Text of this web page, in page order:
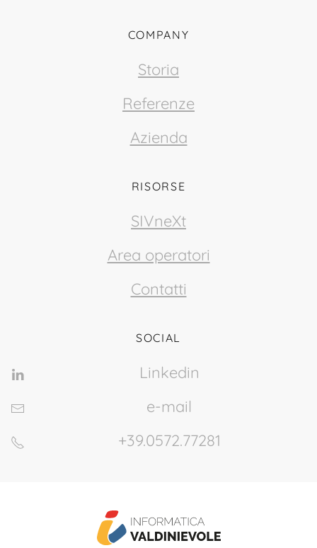
COMPANY
Storia
Referenze
Azienda
RISORSE
SIVneXt
Area operatori
Contatti
SOCIAL
Linkedin
e-mail
+39.0572.77281